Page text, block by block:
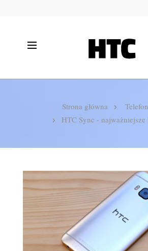
Strona główna
HTC Sync - najważniejsze